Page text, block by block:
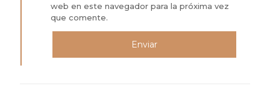
web en este navegador para la próxima vez
que comente.